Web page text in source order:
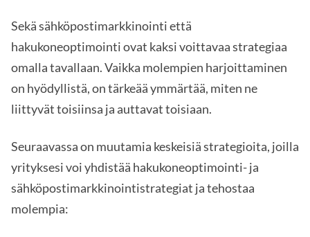
Sekä sähköpostimarkkinointi että
hakukoneoptimointi ovat kaksi voittavaa strategiaa
omalla tavallaan. Vaikka molempien harjoittaminen
on hyödyllistä, on tärkeää ymmärtää, miten ne
liittyvät toisiinsa ja auttavat toisiaan.
Seuraavassa on muutamia keskeisiä strategioita, joilla
yrityksesi voi yhdistää hakukoneoptimointi- ja
sähköpostimarkkinointistrategiat ja tehostaa
molempia: